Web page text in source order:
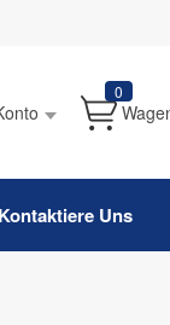
0
Kontaktiere Uns